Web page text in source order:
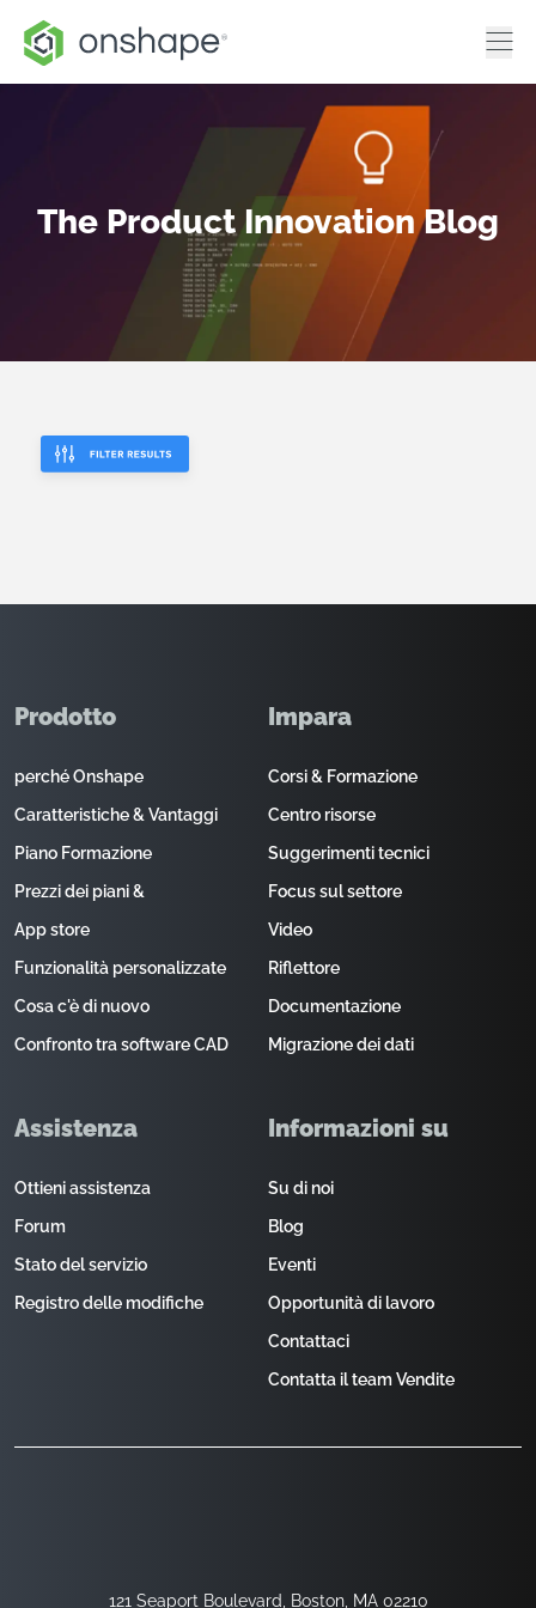
The Product Innovation Blog
121 Seaport Boulevard, Boston, MA 02210
Prodotto
perché Onshape
Caratteristiche & Vantaggi
Piano Formazione
Prezzi dei piani &
App store
Funzionalità personalizzate
Cosa c'è di nuovo
Confronto tra software CAD
Impara
Corsi & Formazione
Centro risorse
Suggerimenti tecnici
Focus sul settore
Video
Riflettore
Documentazione
Migrazione dei dati
Assistenza
Ottieni assistenza
Forum
Stato del servizio
Registro delle modifiche
Informazioni su
Su di noi
Blog
Eventi
Opportunità di lavoro
Contattaci
Contatta il team Vendite